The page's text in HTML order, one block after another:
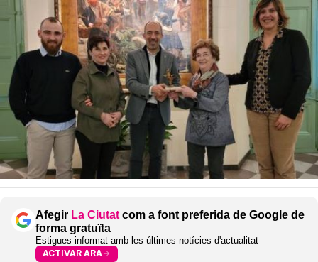
Afegir La Ciutat com a font preferida de Google de
forma gratuïta
Estigues informat amb les últimes notícies d'actualitat
ACTIVAR ARA